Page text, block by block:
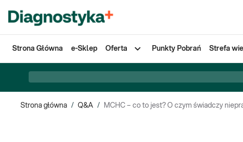
Strona Główna e-Sklep Oferta Punkty Pobrań Strefa
Strona główna / Q&A / MCHC – co to jest? O czym świadczy